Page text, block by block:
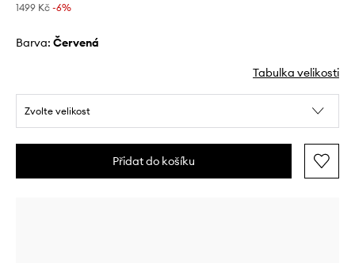
1499 Kč -6%
Barva: červená
Tabulka velikosti
Zvolte velikost
Přidat do košíku